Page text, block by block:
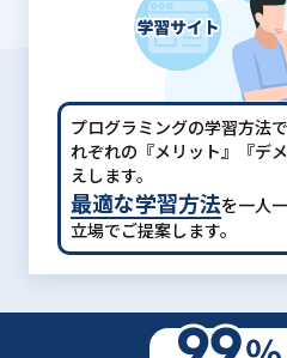
プログラミングの学習方法
れぞれの『メリット』『デ
えします。
最適な学習方法を一人
立場でご提案します。